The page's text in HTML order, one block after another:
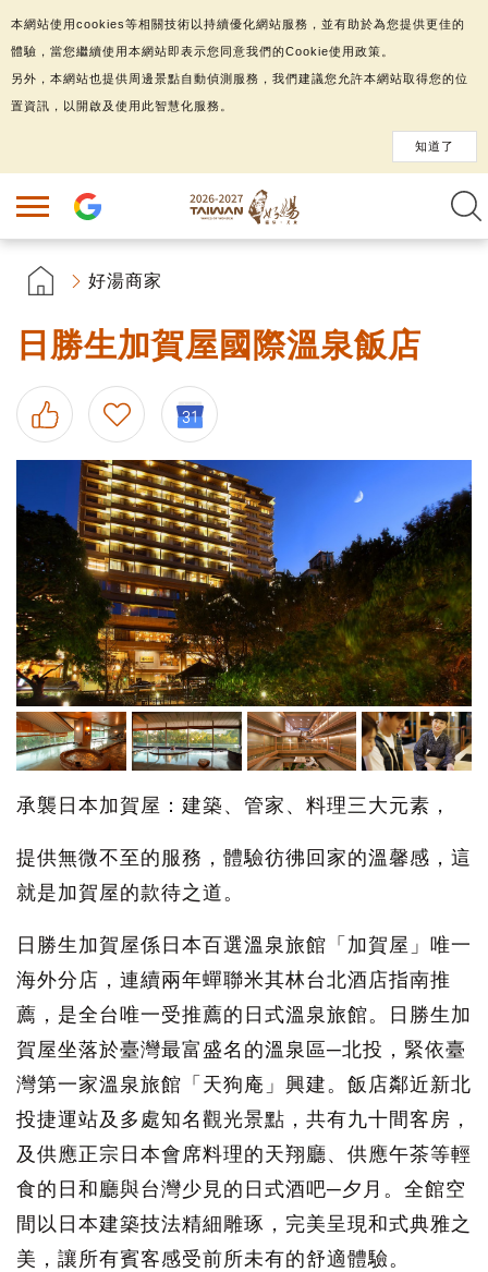
好湯商家
日勝生加賀屋國際溫泉飯店
承襲日本加賀屋：建築、管家、料理三大元素，
提供無微不至的服務，體驗彷彿回家的溫馨感，這
就是加賀屋的款待之道。
日勝生加賀屋係日本百選溫泉旅館「加賀屋」唯一
海外分店，連續兩年蟬聯米其林台北酒店指南推
薦，是全台唯一受推薦的日式溫泉旅館。日勝生加
賀屋坐落於臺灣最富盛名的溫泉區─北投，緊依臺
灣第一家溫泉旅館「天狗庵」興建。飯店鄰近新北
投捷運站及多處知名觀光景點，共有九十間客房，
及供應正宗日本會席料理的天翔廳、供應午茶等輕
食的日和廳與台灣少見的日式酒吧─夕月。全館空
間以日本建築技法精細雕琢，完美呈現和式典雅之
美，讓所有賓客感受前所未有的舒適體驗。
本網站使用cookies等相關技術以持續優化網站服務，並有助於為您提供更佳的
體驗，當您繼續使用本網站即表示您同意我們的Cookie使用政策。
另外，本網站也提供周邊景點自動偵測服務，我們建議您允許本網站取得您的位
置資訊，以開啟及使用此智慧化服務。
知道了